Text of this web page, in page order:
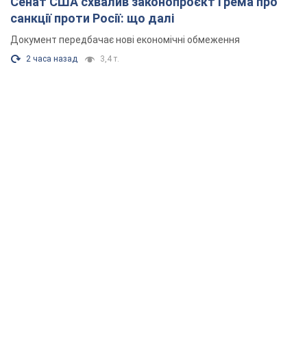
санкції проти Росії: що далі
Документ передбачає нові економічні обмеження
2 часа назад 3,4 т.